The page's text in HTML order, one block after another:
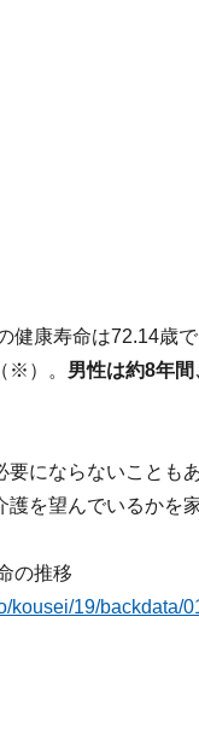
健康寿命は72.14歳
※）。 男性は約8年
要にならないことも
を望んでいるかを
の推移
kousei/19/backdata/